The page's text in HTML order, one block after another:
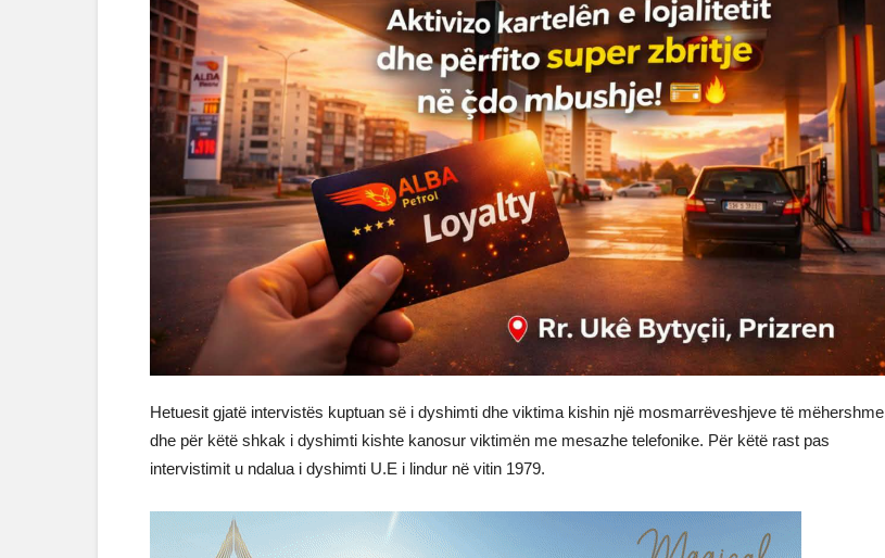
Hetuesit gjatë intervistës kuptuan së i dyshimti dhe viktima kishin një mosmarrëveshjeve të mëhershme
dhe për këtë shkak i dyshimti kishte kanosur viktimën me mesazhe telefonike. Për këtë rast pas
intervistimit u ndalua i dyshimti U.E i lindur në vitin 1979.